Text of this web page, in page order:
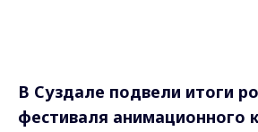
В Суздале подвели итоги
фестиваля анимационного